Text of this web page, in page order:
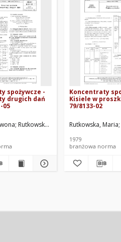
Oprac.
Przemysłu Koncentratów Spożywczych,
spożywcze -
drugich dań
05
Rutkowska, Maria Lewandowska,
Koncentraty
Kisiele w
79/8133-02
Rutkowska, Maria
1979
branżowa norma